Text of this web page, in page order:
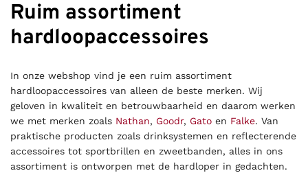
Ruim assortiment
hardloopaccessoires
In onze webshop vind je een ruim assortiment
hardloopaccessoires van alleen de beste merken. Wij
geloven in kwaliteit en betrouwbaarheid en daarom werken
we met merken zoals Nathan, Goodr, Gato en Falke. Van
praktische producten zoals drinksystemen en reflecterende
accessoires tot sportbrillen en zweetbanden, alles in ons
assortiment is ontworpen met de hardloper in gedachten.